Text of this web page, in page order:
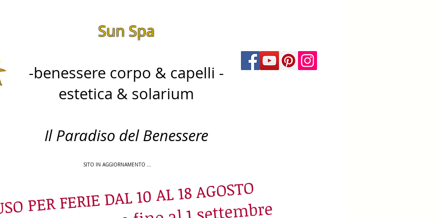
Sun Spa
-benessere corpo & capelli -
estetica & solarium​
Il Paradiso del Benessere
SITO IN AGGIORNAMENTO ...
PER FERIE DAL 10 AL 18 AGOSTO